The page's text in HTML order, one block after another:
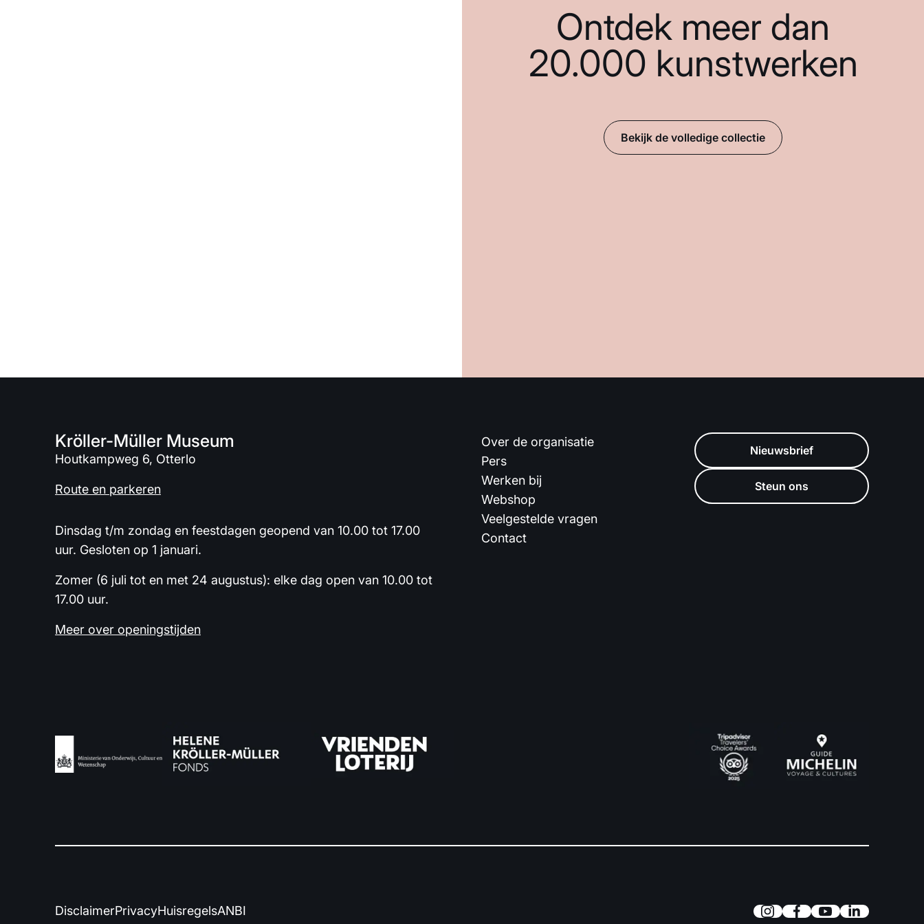
Ontdek meer dan
20.000 kunstwerken
Bekijk de volledige collectie
Kröller-Müller Museum
Houtkampweg 6, Otterlo
Route en parkeren
Dinsdag t/m zondag en feestdagen geopend van 10.00 tot 17.00
uur. Gesloten op 1 januari.
Zomer (6 juli tot en met 24 augustus): elke dag open van 10.00 tot
17.00 uur.
Meer over openingstijden
Over de organisatie
Pers
Werken bij
Webshop
Veelgestelde vragen
Contact
Nieuwsbrief
Steun ons
DisclaimerPrivacyHuisregelsANBI